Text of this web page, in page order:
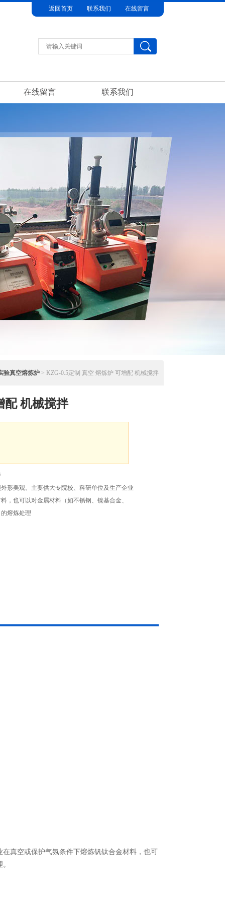
返回首页 联系我们 在线留言
在线留言 联系我们
验真空熔炼炉 > KZG-0.5定制 真空 熔炼炉 可增配 机械搅拌
配 机械搅拌
形美观。主要供大专院校、科研单位及生产企业
，也可以对金属材料（如不锈钢、镍基合金、
熔炼处理
真空或保护气氛条件下熔炼钒钛合金材料，也可